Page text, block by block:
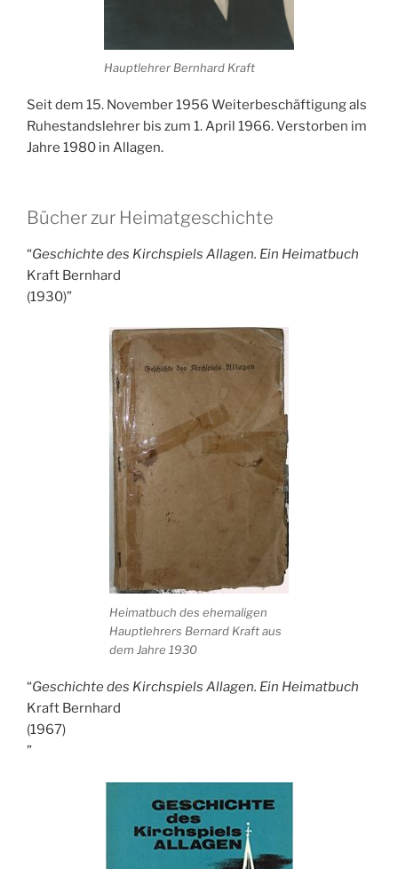
Hauptlehrer Bernhard Kraft
Seit dem 15. November 1956 Weiterbeschäftigung als
Ruhestandslehrer bis zum 1. April 1966. Verstorben im
Jahre 1980 in Allagen.
Bücher zur Heimatgeschichte
Geschichte des Kirchspiels Allagen. Ein Heimatbuch
Kraft Bernhard
(1930)
Heimatbuch des ehemaligen
Hauptlehrers Bernard Kraft aus
dem Jahre 1930
Geschichte des Kirchspiels Allagen. Ein Heimatbuch
Kraft Bernhard
(1967)